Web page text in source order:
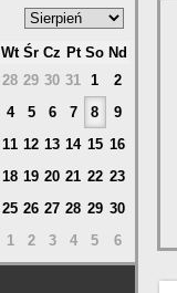
Wt Śr Cz Pt So Nd
28 29 30 31 1
2
4 5 6 7 8
9
11 12 13 14 15 16
18 19 20 21 22 23
25 26 27 28 29 30
1 2 3 4 5 6